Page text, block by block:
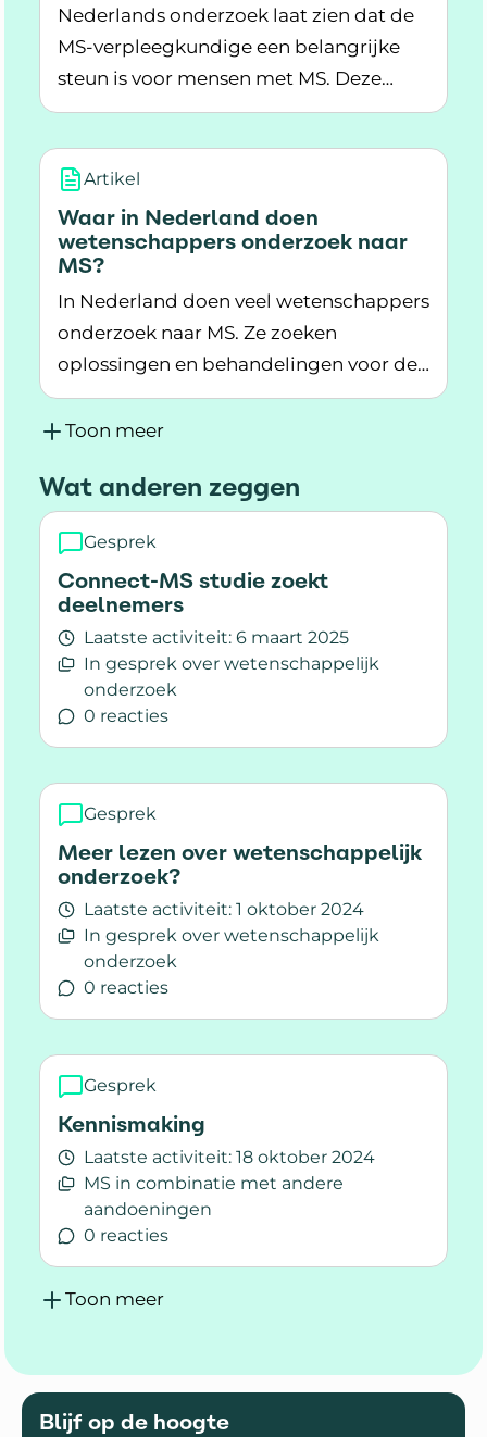
Nederlands onderzoek laat zien dat de
MS-verpleegkundige een belangrijke
steun is voor mensen met MS. Deze
krijgt tijdens contactmomenten vooral
over blaas- en darmproblemen.
Lees meer over De MS-verpleegkundige is
Artikel
Waar in Nederland doen
wetenschappers onderzoek naar
MS?
In Nederland doen veel wetenschappers
onderzoek naar MS. Ze zoeken
oplossingen en behandelingen voor de
ziekte. Waar gebeurt dit onderzoek?
Lees meer over Waar in Nederland doen
Toon meer
Wat anderen zeggen
Gesprek
Connect-MS studie zoekt
deelnemers
Laatste activiteit: 6 maart 2025
In gesprek over wetenschappelijk
onderzoek
0 reacties
Lees meer over Connect-MS studie zoekt
Gesprek
Meer lezen over wetenschappelijk
onderzoek?
Laatste activiteit: 1 oktober 2024
In gesprek over wetenschappelijk
onderzoek
0 reacties
Lees meer over Meer lezen over
Gesprek
Kennismaking
Laatste activiteit: 18 oktober 2024
MS in combinatie met andere
aandoeningen
0 reacties
Lees meer over Kennismaking
Toon meer
Blijf op de hoogte